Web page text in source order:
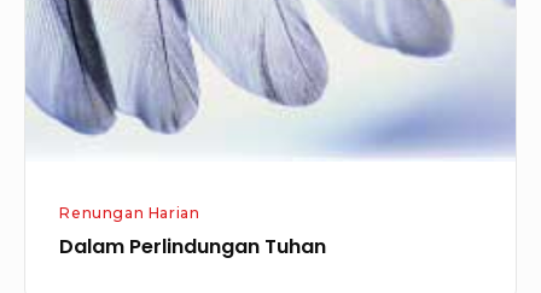
Renungan Harian
Dalam Perlindungan Tuhan